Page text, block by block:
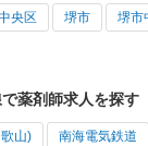
央区 堺市 堺市
薬剤師求人を探す
山) 南海電気鉄道